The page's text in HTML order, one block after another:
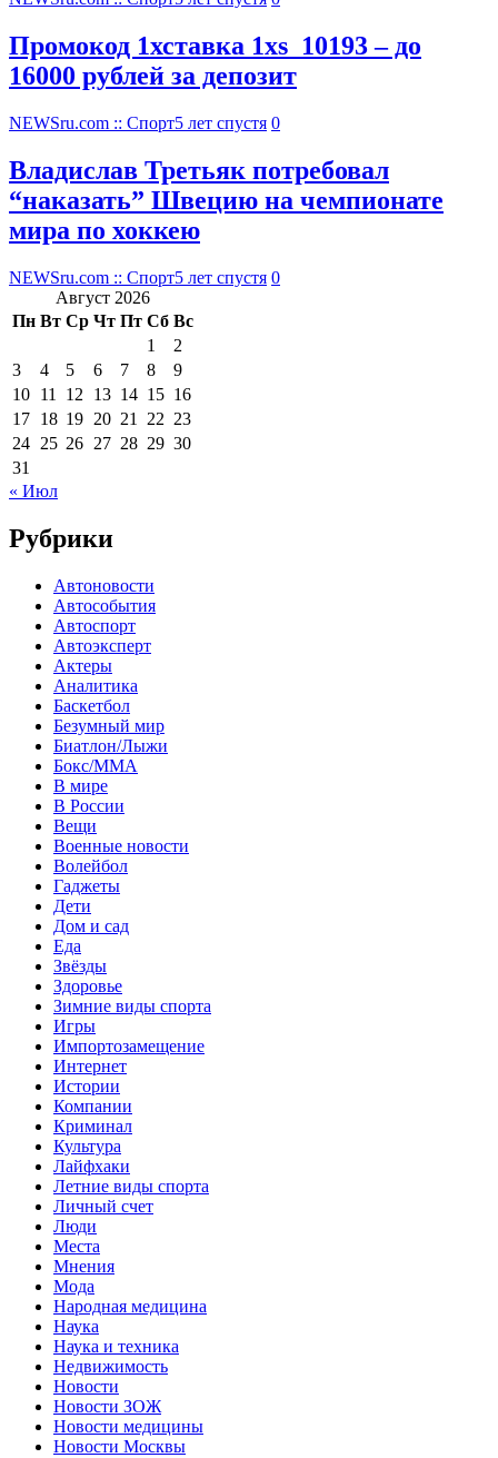
Промокод 1хставка 1xs_10193 – до
16000 рублей за депозит
NEWSru.com :: Спорт5 лет спустя 0
Владислав Третьяк потребовал
“наказать” Швецию на чемпионате
мира по хоккею
NEWSru.com :: Спорт5 лет спустя 0
Август 2026
Пн Вт Ср Чт Пт Сб Вс
1
2
3
4 5 6 7 8
9
10 11 12 13 14 15 16
17 18 19 20 21 22 23
24 25 26 27 28 29 30
31
« Июл
Рубрики
Автоновости
Автособытия
Автоспорт
Автоэксперт
Актеры
Аналитика
Баскетбол
Безумный мир
Биатлон/Лыжи
Бокс/MMA
В мире
В России
Вещи
Военные новости
Волейбол
Гаджеты
Дети
Дом и сад
Еда
Звёзды
Здоровье
Зимние виды спорта
Игры
Импортозамещение
Интернет
Истории
Компании
Криминал
Культура
Лайфхаки
Летние виды спорта
Личный счет
Люди
Места
Мнения
Мода
Народная медицина
Наука
Наука и техника
Недвижимость
Новости
Новости ЗОЖ
Новости медицины
Новости Москвы